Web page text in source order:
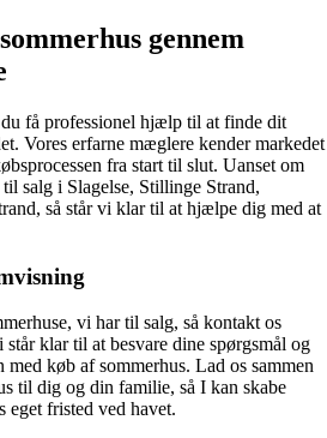
gennem
få professionel hjælp til at finde dit
Vores erfarne mæglere kender markedet
fra start til slut. Uanset om
salg i Slagelse, Stillinge Strand,
så står vi klar til at hjælpe dig med at
vi har til salg, så kontakt os
klar til at besvare dine spørgsmål og
med køb af sommerhus. Lad os sammen
til dig og din familie, så I kan skabe
eget fristed ved havet.